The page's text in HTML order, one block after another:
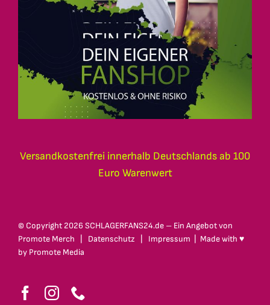
Versandkostenfrei innerhalb Deutschlands ab 100
Euro Warenwert
© Copyright 2026 SCHLAGERFANS24.de – Ein Angebot von
Promote Merch
Datenschutz Impressum | Made with ♥
by Promote Media